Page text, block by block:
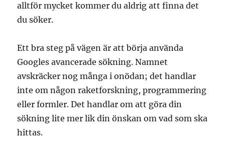
alltför mycket kommer du aldrig att finna det
du söker.
Ett bra steg på vägen är att börja använda
Googles avancerade sökning. Namnet
avskräcker nog många i onödan; det handlar
inte om någon raketforskning, programmering
eller formler. Det handlar om att göra din
sökning lite mer lik din önskan om vad som ska
hittas.